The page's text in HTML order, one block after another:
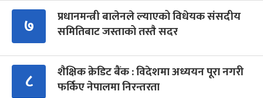
७
प्रधानमन्त्री बालेनले ल्याएको विधेयक संसदीय
समितिबाट जस्ताको तस्तै सदर
८
शैक्षिक क्रेडिट बैंक : विदेशमा अध्ययन पूरा नगरी
फर्किए नेपालमा निरन्तरता